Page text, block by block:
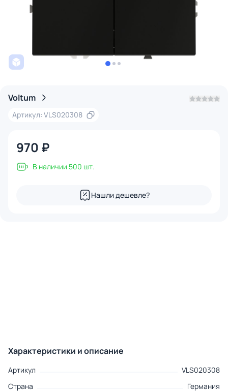
Voltum
Артикул: VLS020308
970 ₽
В наличии 500 шт.
Нашли дешевле?
Характеристики и описание
Артикул
VLS020308
Страна
Германия